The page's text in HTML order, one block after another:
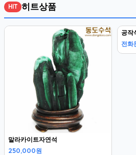
HIT 히트상품
말라카이트자연석
250,000원